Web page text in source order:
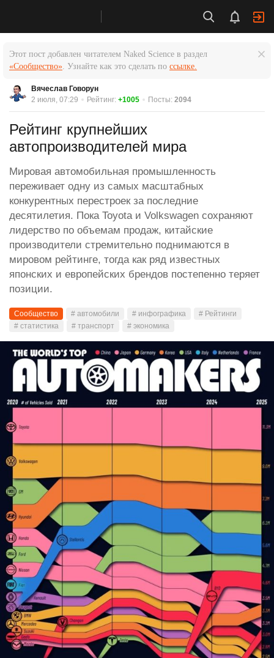
Этот пост добавлен читателем Naked Science в раздел
«Сообщество». Узнайте как это сделать по ссылке.
Вячеслав Говорун
2 июля, 07:29
Рейтинг: +1005 Посты: 2094
Рейтинг крупнейших
автопроизводителей мира
Мировая автомобильная промышленность
переживает одну из самых масштабных
конкурентных перестроек за последние
десятилетия. Пока Toyota и Volkswagen сохраняют
лидерство по объемам продаж, китайские
производители стремительно поднимаются в
мировом рейтинге, тогда как ряд известных
японских и европейских брендов постепенно теряет
позиции.
Сообщество # автомобили # инфографика
# Рейтинги
# статистика
# транспорт # экономика